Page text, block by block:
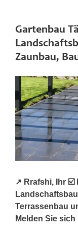
Gartenbau
Zaunbau,
↗️ Rrafshi, Ihr ☑️
Terrassenbau
Melden Sie